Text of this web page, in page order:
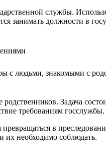
службы.
занимать должности в
с людьми, знакомыми с
Задача
требованиям госслужбы.
в
их необходимо соблюдать.